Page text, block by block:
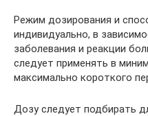
Режим дозирования и
индивидуально, в
заболевания и реакции
следует применять в
максимально короткого
Дозу следует подбирать